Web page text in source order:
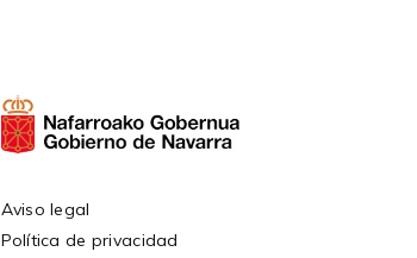
Aviso legal
Política de privacidad